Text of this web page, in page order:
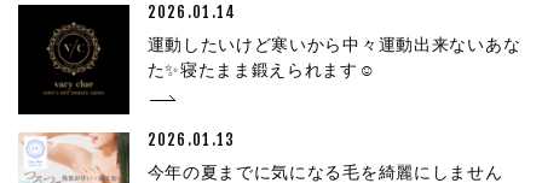
2026.01.14
運動したいけど寒いから中々運動出来ないあな
た✨寝たまま鍛えられます☺
2026.01.13
今年の夏までに気になる毛を綺麗にしません